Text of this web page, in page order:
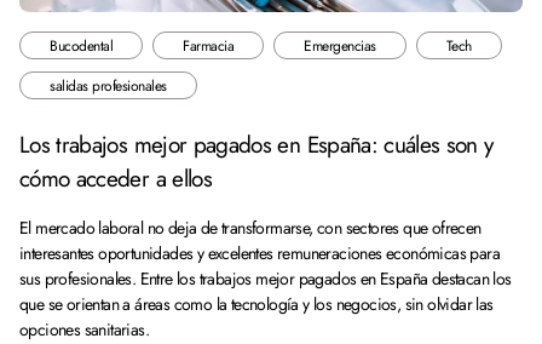
Bucodental Farmacia Emergencias
Tech
salidas profesionales
Los trabajos mejor pagados en España: cuáles son y
cómo acceder a ellos
El mercado laboral no deja de transformarse, con sectores que ofrecen
interesantes oportunidades y excelentes remuneraciones económicas para
sus profesionales. Entre los trabajos mejor pagados en España destacan los
que se orientan a áreas como la tecnología y los negocios, sin olvidar las
opciones sanitarias.